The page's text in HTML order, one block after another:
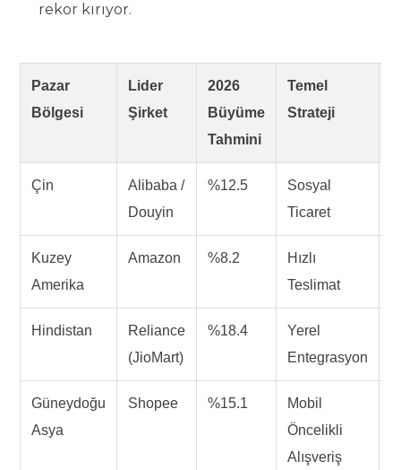
rekor kırıyor.
Pazar
Bölgesi
Lider
Şirket
2026
Büyüme
Tahmini
Temel
Strateji
Çin
Alibaba /
Douyin
%12.5
Sosyal
Ticaret
Kuzey
Amerika
Amazon %8.2
Hızlı
Teslimat
Hindistan
Reliance
(JioMart)
%18.4
Yerel
Entegrasyon
Güneydoğu
Asya
Shopee %15.1
Mobil
Öncelikli
Alışveriş